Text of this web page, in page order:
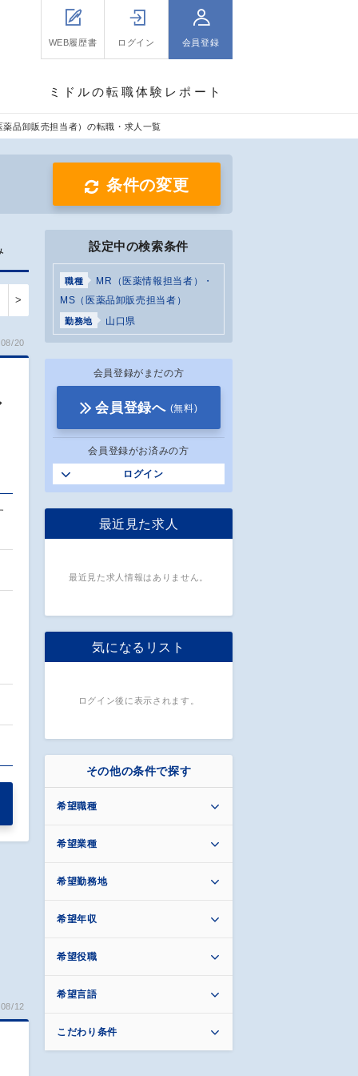
WEB履歴書 ログイン 会員登録
ミドルの転職体験レポート
品卸販売担当者）の転職・求人一覧
条件の変更
>
20
12
設定中の検索条件
職種
MR（医薬情報担当者）・
MS（医薬品卸販売担当者）
勤務地 山口県
会員登録がまだの方
会員登録へ (無料)
会員登録がお済みの方
ログイン
最近見た求人
最近見た求人情報はありません。
気になるリスト
ログイン後に表示されます。
その他の条件で探す
希望職種
希望業種
希望勤務地
希望年収
希望役職
希望言語
こだわり条件